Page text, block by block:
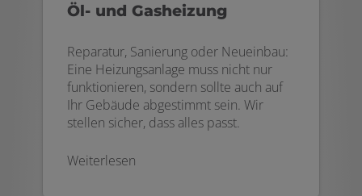
Öl- und Gasheizung
Reparatur, Sanierung oder Neueinbau:
Eine Heizungsanlage muss nicht nur
funktionieren, sondern sollte auch auf
Ihr Gebäude abgestimmt sein. Wir
stellen sicher, dass alles passt.
Weiterlesen